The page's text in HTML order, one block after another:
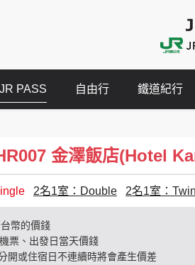
JR PASS 自由行 鐵道紀行
金澤飯店(Hotel
2名1室：Double 2名1室：Twin
幣的價錢
票、出發日當天價錢
開或住宿日不連續時將會產生價差